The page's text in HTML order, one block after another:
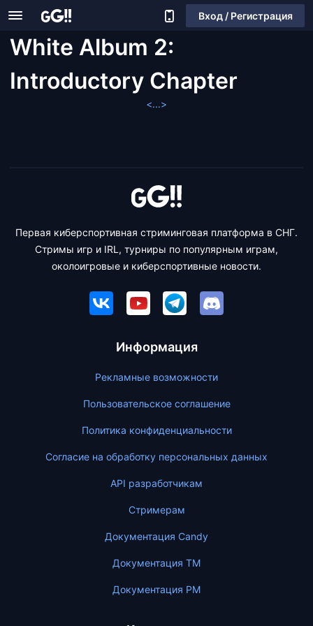
Вход / Регистрация
White Album 2:
Introductory Chapter
<...>
Первая киберспортивная стриминговая платформа в СНГ.
Стримы игр и IRL, турниры по популярным играм,
околоигровые и киберспортивные новости.
Информация
Рекламные возможности
Пользовательское соглашение
Политика конфиденциальности
Согласие на обработку персональных данных
API разработчикам
Стримерам
Документация Candy
Документация ТМ
Документация PM